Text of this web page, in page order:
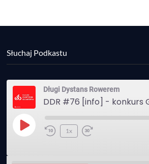
Słuchaj Podkastu
Długi Dystans Rowerem
Play
1x